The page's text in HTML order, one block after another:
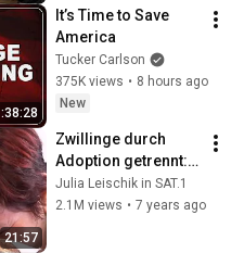
It’s Time to Save
America
Tucker Carlson
375K views • 8 hours ago
New
21:57
Zwillinge durch
Adoption getrennt:
54 Jahre große
Sehnsucht! | 1/2 |
Julia Leischik in SAT.1
2.1M views • 7 years ago